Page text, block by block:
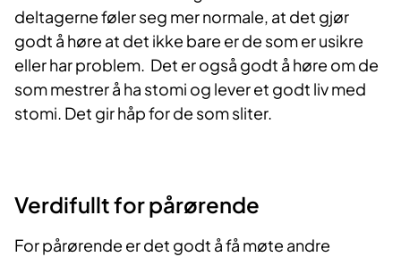
deltagerne føler seg mer normale, at det gjør
godt å høre at det ikke bare er de som er usikre
eller har problem. Det er også godt å høre om de
som mestrer å ha stomi og lever et godt liv med
stomi. Det gir håp for de som sliter.
Verdifullt for pårørende
Forpårørende er det godt å få møte andre